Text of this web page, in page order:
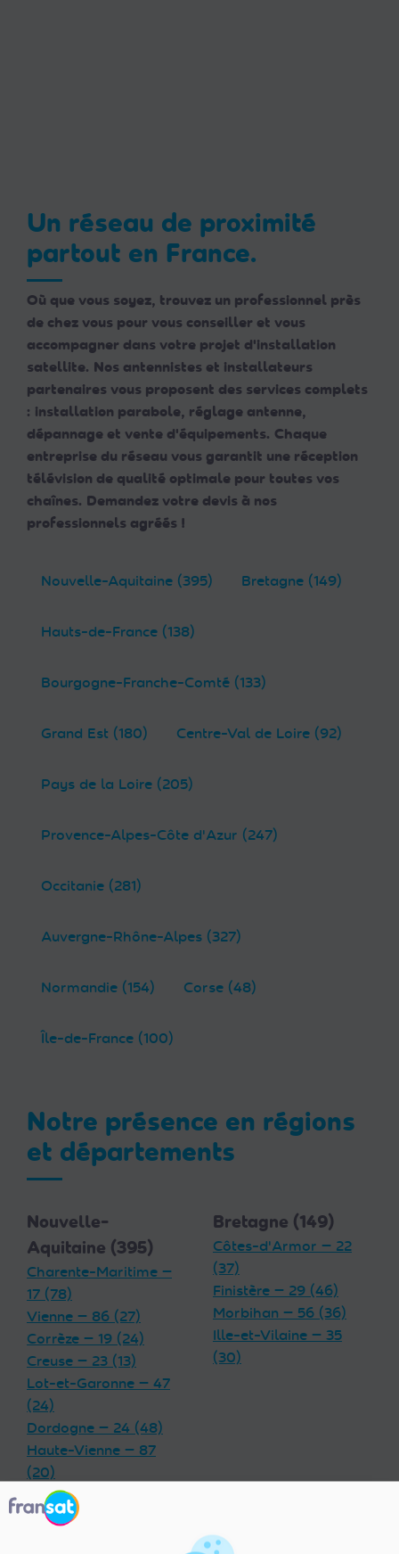
Un réseau de proximité
partout en France.
Où que vous soyez, trouvez un professionnel près
de chez vous pour vous conseiller et vous
accompagner dans votre projet d'installation
satellite. Nos antennistes et installateurs
partenaires vous proposent des services complets
: installation parabole, réglage antenne,
dépannage et vente d'équipements. Chaque
entreprise du réseau vous garantit une réception
télévision de qualité optimale pour toutes vos
chaînes. Demandez votre devis à nos
professionnels agréés !
Nouvelle-Aquitaine (395) Bretagne (149)
Hauts-de-France (138)
Bourgogne-Franche-Comté (133)
Grand Est (180) Centre-Val de Loire (92)
Pays de la Loire (205)
Provence-Alpes-Côte d'Azur (247)
Occitanie (281)
Auvergne-Rhône-Alpes (327)
Normandie (154) Corse (48)
Île-de-France (100)
Notre présence en régions
et départements
Nouvelle-
Aquitaine (395)
Charente-Maritime —
17 (78)
Vienne — 86 (27)
Corrèze — 19 (24)
Creuse — 23 (13)
Lot-et-Garonne — 47
(24)
Dordogne — 24 (48)
Haute-Vienne — 87
(20)
Charente — 16 (32)
Landes — 40 (33)
Bretagne (149)
Côtes-d'Armor — 22
(37)
Finistère — 29 (46)
Morbihan — 56 (36)
Ille-et-Vilaine — 35
(30)